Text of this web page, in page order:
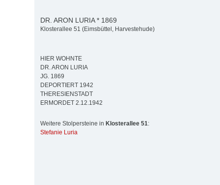
DR. ARON LURIA * 1869
Klosterallee 51 (Eimsbüttel, Harvestehude)
HIER WOHNTE
DR. ARON LURIA
JG. 1869
DEPORTIERT 1942
THERESIENSTADT
ERMORDET 2.12.1942
Weitere Stolpersteine in Klosterallee 51:
Stefanie Luria